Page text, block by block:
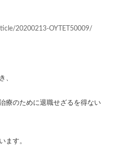
20200213-OYTET50009/
、
療のために退職せざるを得ない
ます。